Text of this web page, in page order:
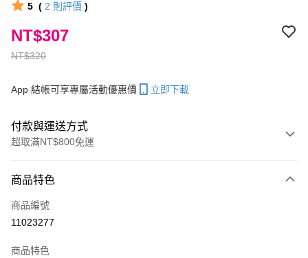
5 ( 2 則評價 )
NT$320
NT$307
App 結帳可享專屬活動優惠價 立即下載
付款與運送方式
超取滿NT$800免運
信用卡一次付款
LINE Pay
商品特色
商品編號
11023277
商品特色